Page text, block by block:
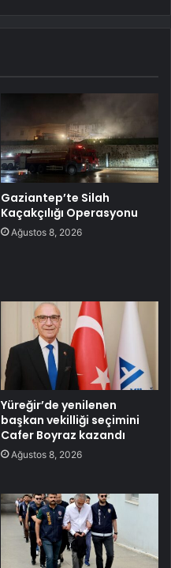
Gaziantep’te Silah
Kaçakçılığı Operasyonu
Ağustos 8, 2026
Yüreğir’de yenilenen
başkan vekilliği seçimini
Cafer Boyraz kazandı
Ağustos 8, 2026